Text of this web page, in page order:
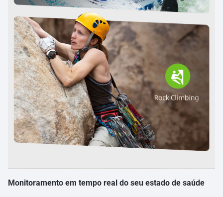
Monitoramento em tempo real do seu estado de saúde